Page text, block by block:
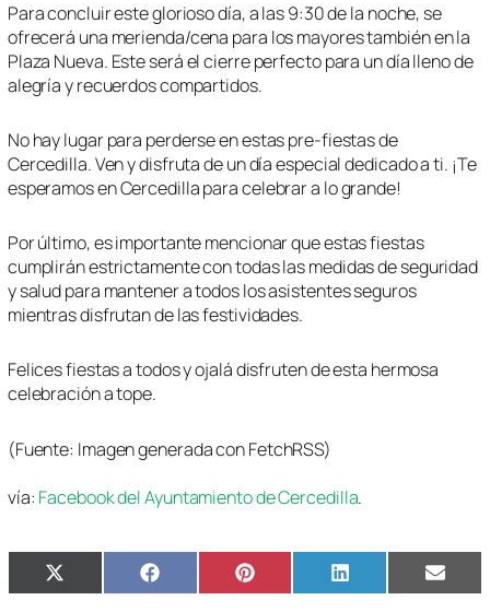
Para concluir este glorioso día, a las 9:30 de la noche, se
ofrecerá una merienda/cena para los mayores también en la
Plaza Nueva. Este será el cierre perfecto para un día lleno de
alegría y recuerdos compartidos.
No hay lugar para perderse en estas pre-fiestas de
Cercedilla. Ven y disfruta de un día especial dedicado a ti. ¡Te
esperamos en Cercedilla para celebrar a lo grande!
Por último, es importante mencionar que estas fiestas
cumplirán estrictamente con todas las medidas de seguridad
y salud para mantener a todos los asistentes seguros
mientras disfrutan de las festividades.
Felices fiestas a todos y ojalá disfruten de esta hermosa
celebración a tope.
(Fuente: Imagen generada con FetchRSS)
vía: Facebook del Ayuntamiento de Cercedilla.
Compartir
en
X
(Twitter)
Compartir
en
Facebook Compartir
en
Pinterest Compartir
en
LinkedIn
en
Email